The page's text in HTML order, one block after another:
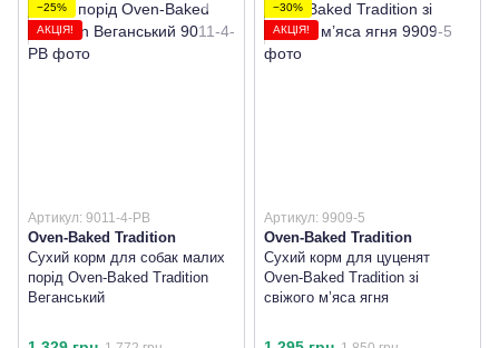
−25%
АКЦІЯ!
Артикул: 9011-4-PB
Oven-Baked Tradition
Сухий корм для собак малих
порід Oven-Baked Tradition
Веганський
−30%
АКЦІЯ!
Артикул: 9909-5
Oven-Baked Tradition
Сухий корм для цуценят
Oven-Baked Tradition зі
свіжого м’яса ягня